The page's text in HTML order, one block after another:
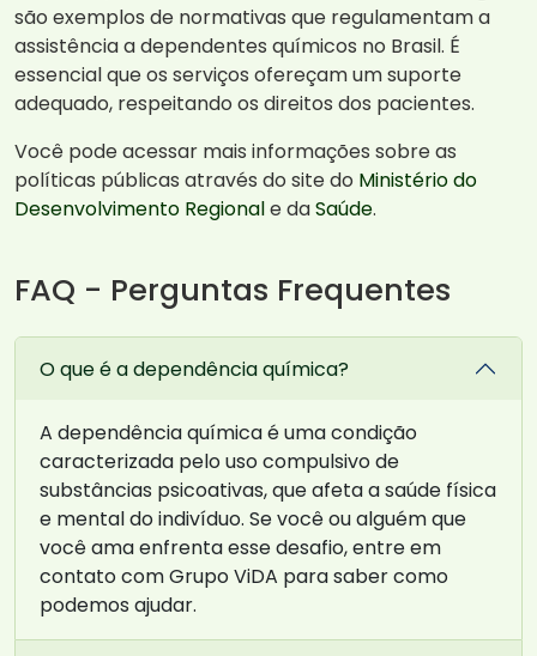
são exemplos de normativas que regulamentam a
assistência a dependentes químicos no Brasil. É
essencial que os serviços ofereçam um suporte
adequado, respeitando os direitos dos pacientes.
Você pode acessar mais informações sobre as
políticas públicas através do site do Ministério do
Desenvolvimento Regionale daSaúde.
FAQ - Perguntas Frequentes
O que é a dependência química?
A dependência química é uma condição
caracterizada pelo uso compulsivo de
substâncias psicoativas, que afeta a saúde física
e mental do indivíduo. Se você ou alguém que
você ama enfrenta esse desafio, entre em
contato com Grupo ViDA para saber como
podemos ajudar.